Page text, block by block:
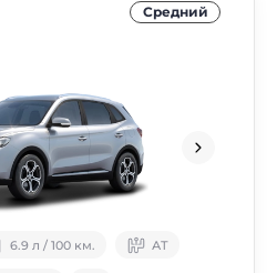
Средний
6.9 л / 100 км. АТ